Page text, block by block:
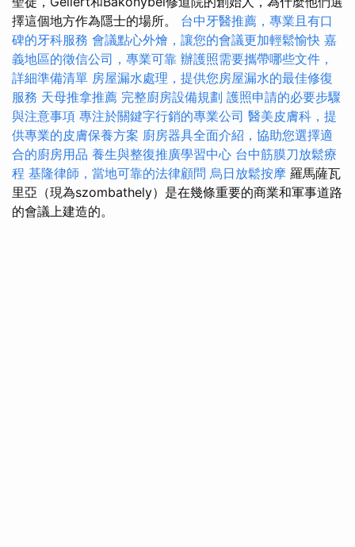
擇這個地方作為隱士的場所。 台中牙醫推薦，專業且有口
碑的牙科服務 會議點心外燴，讓您的會議更加輕鬆愉快 嘉
義地區的徵信公司，專業可靠 辦護照需要攜帶哪些文件，
詳細準備清單 房屋漏水處理，提供您房屋漏水的最佳修復
服務 天母推拿推薦 完整廚房設備規劃 護照申請的必要步驟
與注意事項 專注於關鍵字行銷的專業公司 醫美皮膚科，提
供專業的皮膚保養方案 廚房器具全面介紹，協助您選擇適
合的廚房用品 養生與整復推廣學習中心 台中筋膜刀放鬆療
程 基隆律師，當地可靠的法律顧問 烏日放鬆按摩 羅馬薩瓦
里亞（現為szombathely）是在幾條重要的商業和軍事道路
的會議上建造的。